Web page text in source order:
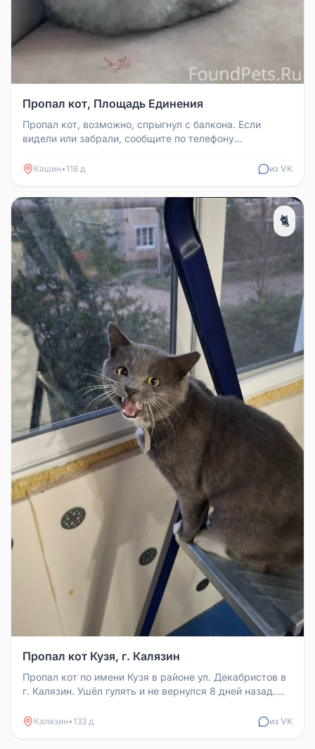
Пропал кот, Площадь Единения
Пропал кот, возможно, спрыгнул с балкона. Если
видели или забрали, сообщите по телефону
Кашин•118 д из VK
🐈
Пропал кот Кузя, г. Калязин
Пропал кот по имени Кузя в районе ул. Декабристов в
г. Калязин. Ушёл гулять и не вернулся 8 дней назад.
Калязин•133 д из VK